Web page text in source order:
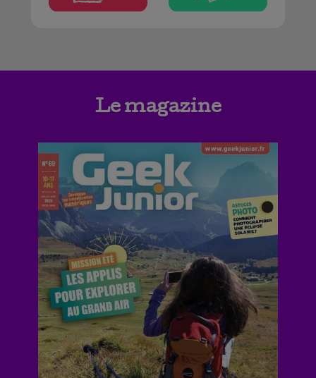
Le magazine